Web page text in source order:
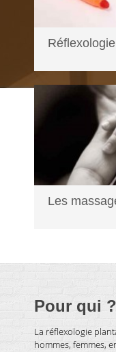
En savoir
Les
En savoir plus...
Pour qui ?
La réflexologie
hommes, femmes,